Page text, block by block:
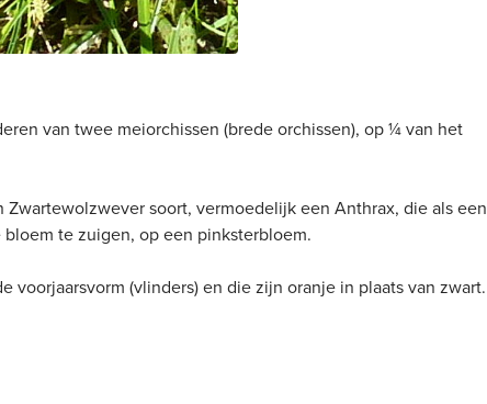
van twee meiorchissen (brede orchissen), op ¼ van het
soort, vermoedelijk een Anthrax, die als een
te zuigen, op een pinksterbloem.
voorjaarsvorm (vlinders) en die zijn oranje in plaats van zwart.